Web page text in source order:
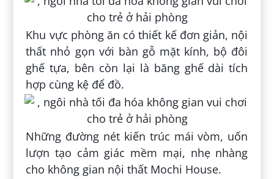
Khu vực phòng ăn có thiết kế đơn giản, nội
thất nhỏ gọn với bàn gỗ mặt kính, bộ đôi
ghế tựa, bên còn lại là băng ghế dài tích
hợp cùng kệ để đồ.
Những đường nét kiến trúc mái vòm, uốn
lượn tạo cảm giác mềm mại, nhẹ nhàng
cho không gian nội thất Mochi House.